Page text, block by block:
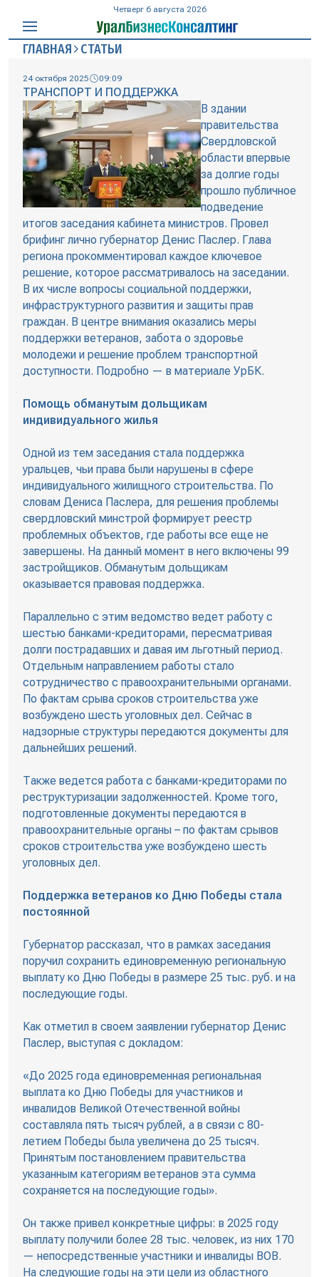
Четверг 6 августа 2026
ГЛАВНАЯ СТАТЬИ
24 октября 2025 09:09
ТРАНСПОРТ И ПОДДЕРЖКА
В здании
правительства
Свердловской
области впервые
за долгие годы
прошло публичное
подведение
итогов заседания кабинета министров. Провел
брифинг лично губернатор Денис Паслер. Глава
региона прокомментировал каждое ключевое
решение, которое рассматривалось на заседании.
В их числе вопросы социальной поддержки,
инфраструктурного развития и защиты прав
граждан. В центре внимания оказались меры
поддержки ветеранов, забота о здоровье
молодежи и решение проблем транспортной
доступности. Подробно — в материале УрБК.
Помощь обманутым дольщикам
индивидуального жилья
Одной из тем заседания стала поддержка
уральцев, чьи права были нарушены в сфере
индивидуального жилищного строительства. По
словам Дениса Паслера, для решения проблемы
свердловский минстрой формирует реестр
проблемных объектов, где работы все еще не
завершены. На данный момент в него включены 99
застройщиков. Обманутым дольщикам
оказывается правовая поддержка.
Параллельно с этим ведомство ведет работу с
шестью банками-кредиторами, пересматривая
долги пострадавших и давая им льготный период.
Отдельным направлением работы стало
сотрудничество с правоохранительными органами.
По фактам срыва сроков строительства уже
возбуждено шесть уголовных дел. Сейчас в
надзорные структуры передаются документы для
дальнейших решений.
Также ведется работа с банками-кредиторами по
реструктуризации задолженностей. Кроме того,
подготовленные документы передаются в
правоохранительные органы – по фактам срывов
сроков строительства уже возбуждено шесть
уголовных дел.
Поддержка ветеранов ко Дню Победы стала
постоянной
Губернатор рассказал, что в рамках заседания
поручил сохранить единовременную региональную
выплату ко Дню Победы в размере 25 тыс. руб. и на
последующие годы.
Как отметил в своем заявлении губернатор Денис
Паслер, выступая с докладом:
«До 2025 года единовременная региональная
выплата ко Дню Победы для участников и
инвалидов Великой Отечественной войны
составляла пять тысяч рублей, а в связи с 80-
летием Победы была увеличена до 25 тысяч.
Принятым постановлением правительства
указанным категориям ветеранов эта сумма
сохраняется на последующие годы».
Он также привел конкретные цифры: в 2025 году
выплату получили более 28 тыс. человек, из них 170
— непосредственные участники и инвалиды ВОВ.
На следующие годы на эти цели из областного